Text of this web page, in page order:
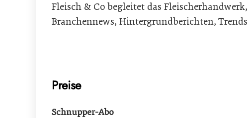
Fleisch & Co begleitet das
Branchennews, Hintergrundberichten,
Preise
Schnupper-Abo